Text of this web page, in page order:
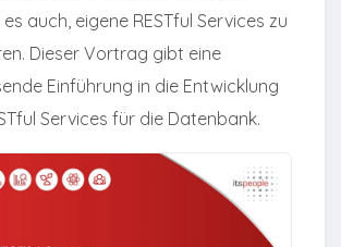
auch, eigene RESTful Services zu
Dieser Vortrag gibt eine
Einführung in die Entwicklung
Services für die Datenbank.